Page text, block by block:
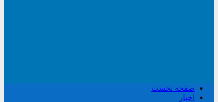
صفحه نخست
اخبار